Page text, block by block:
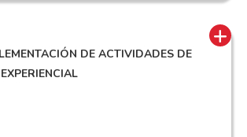
DE ACTIVIDADES DE